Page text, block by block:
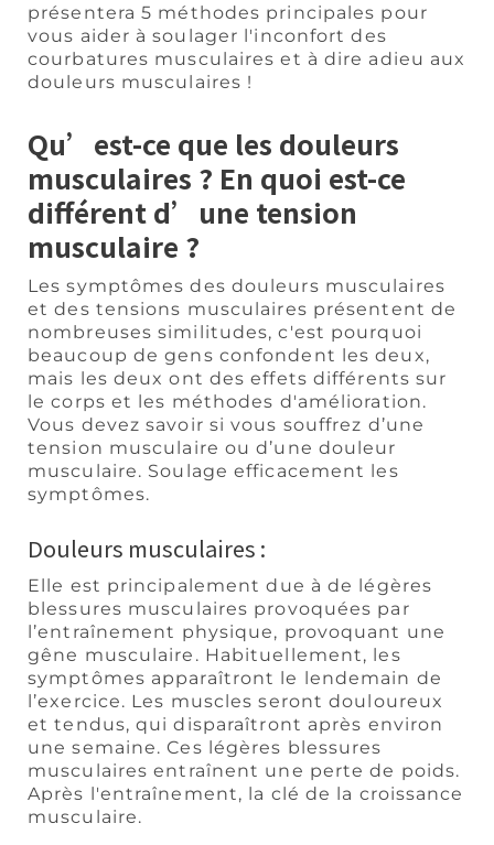
présentera 5 méthodes principales pour
vous aider à soulager l'inconfort des
courbatures musculaires et à dire adieu aux
douleurs musculaires !
Qu’est-ce que les douleurs
musculaires ? En quoi est-ce
différent d’une tension
musculaire ?
Les symptômes des douleurs musculaires
et des tensions musculaires présentent de
nombreuses similitudes, c'est pourquoi
beaucoup de gens confondent les deux,
mais les deux ont des effets différents sur
le corps et les méthodes d'amélioration.
Vous devez savoir si vous souffrez d’une
tension musculaire ou d’une douleur
musculaire. Soulage efficacement les
symptômes.
Douleurs musculaires :
Elle est principalement due à de légères
blessures musculaires provoquées par
l’entraînement physique, provoquant une
gêne musculaire. Habituellement, les
symptômes apparaîtront le lendemain de
l’exercice. Les muscles seront douloureux
et tendus, qui disparaîtront après environ
une semaine. Ces légères blessures
musculaires entraînent une perte de poids.
Après l'entraînement, la clé de la croissance
musculaire.